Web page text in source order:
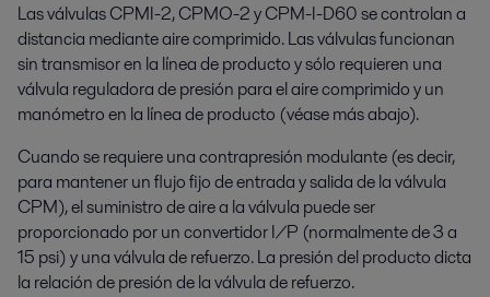
Las válvulas CPMI-2, CPMO-2 y CPM-I-D60 se controlan a
distancia mediante aire comprimido. Las válvulas funcionan
sin transmisor en la línea de producto y sólo requieren una
válvula reguladora de presión para el aire comprimido y un
manómetro en la línea de producto (véase más abajo).
Cuando se requiere una contrapresión modulante (es decir,
para mantener un flujo fijo de entrada y salida de la válvula
CPM), el suministro de aire a la válvula puede ser
proporcionado por un convertidor I/P (normalmente de 3 a
15 psi) y una válvula de refuerzo. La presión del producto dicta
la relación de presión de la válvula de refuerzo.